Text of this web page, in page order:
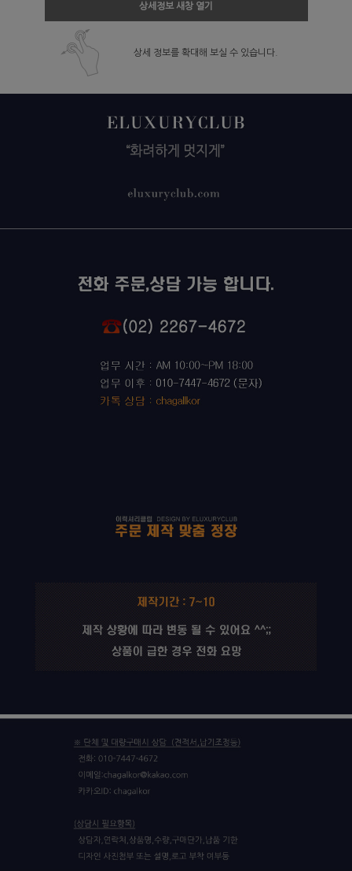
상세정보 새창 열기
상세 정보를 확대해 보실 수 있습니다.